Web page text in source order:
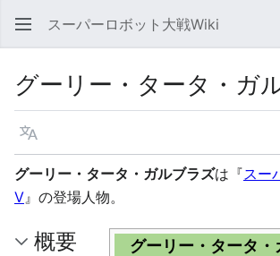
スーパーロボット大戦Wiki
グーリー・タータ・ガ
言語
グーリー・タータ・ガルブラズは『スー
V』の登場人物。
グーリー・タータ・
概要